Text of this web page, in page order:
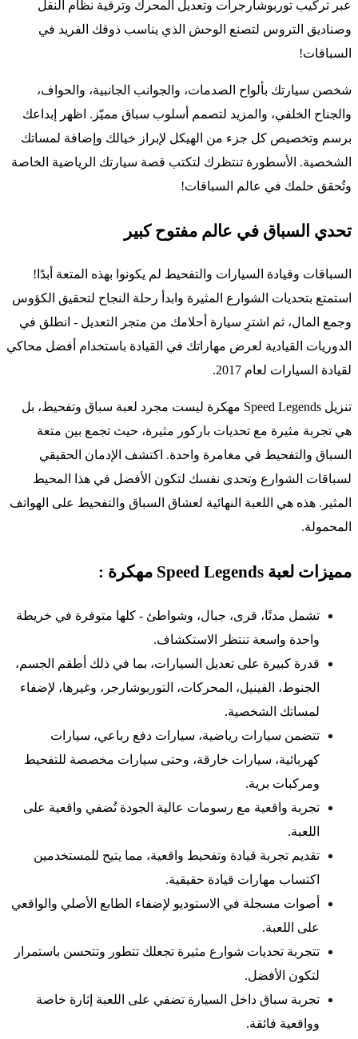
عبر تركيب توربوشارجرات وتعديل المحرك وترقية نظام النقل
وصناديق التروس لتصنع الوحش الذي يناسب ذوقك الفريد في
السباقات!
شخصن سيارتك بألواح الصدمات، والجوانب الجانبية، والحواف،
والجناح الخلفي، والمزيد لتصمم أسلوب سباق مميّز. اظهر إبداعك
برسم وتخصيص كل جزء من الهيكل لإبراز خيالك وإضافة لمساتك
الشخصية. الأسطورة تنتظرك لتكتب قصة سيارتك الرياضية الخاصة
وتُحقق حلمك في عالم السباقات!
تحدي السباق في عالم مفتوح كبير
السباقات وقيادة السيارات والتفحيط لم يكونوا بهذه المتعة أبدًا!
استمتع بتحديات الشوارع المثيرة وابدأ رحلة النجاح لتحقيق الكؤوس
وجمع المال، ثم اشترِ سيارة أحلامك من متجر التعديل - انطلق في
الدوريات القيادية لعرض مهاراتك في القيادة باستخدام أفضل محاكي
لقيادة السيارات لعام 2017.
تنزيل Speed Legends مهكرة ليست مجرد لعبة سباق وتفحيط، بل
هي تجربة مثيرة مع تحديات باركور مثيرة، حيث تجمع بين متعة
السباق والتفحيط في مغامرة واحدة. اكتشف الإدمان الحقيقي
لسباقات الشوارع وتحدى نفسك لتكون الأفضل في هذا المحيط
المثير. هذه هي اللعبة النهائية لعشاق السباق والتفحيط على الهواتف
المحمولة.
مميزات لعبة Speed Legends مهكرة :
تشمل مدنًا، قرى، جبال، وشواطئ - كلها متوفرة في خريطة
واحدة واسعة تنتظر الاستكشاف.
قدرة كبيرة على تعديل السيارات، بما في ذلك أطقم الجسم،
الجنوط، الفينيل، المحركات، التوربوشارجر، وغيرها، لإضفاء
لمساتك الشخصية.
تتضمن سيارات رياضية، سيارات دفع رباعي، سيارات
كهربائية، سيارات خارقة، وحتى سيارات مخصصة للتفحيط
ومركبات برية.
تجربة واقعية مع رسومات عالية الجودة تُضفي واقعية على
اللعبة.
تقديم تجربة قيادة وتفحيط واقعية، مما يتيح للمستخدمين
اكتساب مهارات قيادة حقيقية.
أصوات مسجلة في الاستوديو لإضفاء الطابع الأصلي والواقعي
على اللعبة.
تتجربة تحديات شوارع مثيرة تجعلك تتطور وتتحسن باستمرار
لتكون الأفضل.
تجربة سباق داخل السيارة تضفي على اللعبة إثارة خاصة
وواقعية فائقة.